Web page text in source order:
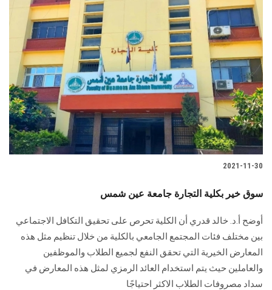
2021-11-30
سوق خير بكلية التجارة جامعة عين شمس
أوضح أ.د. خالد قدري أن الكلية تحرص على تحقيق التكافل الاجتماعي
بين مختلف فئات المجتمع الجامعي بالكلية من خلال تنظيم مثل هذه
المعارض الخيرية التي تحقق النفع لجميع الطلاب والموظفين
والعاملين حيث يتم استخدام العائد الرمزي لمثل هذه المعارض في
سداد مصروفات الطلاب الاكثر احتياجًا